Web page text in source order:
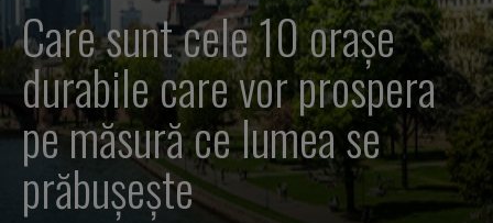
Care sunt cele 10 orașe
durabile care vor prospera
pe măsură ce lumea se
prăbușește